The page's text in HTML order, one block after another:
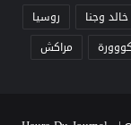
خالد وجنا
روسيا
كووورة مراكش